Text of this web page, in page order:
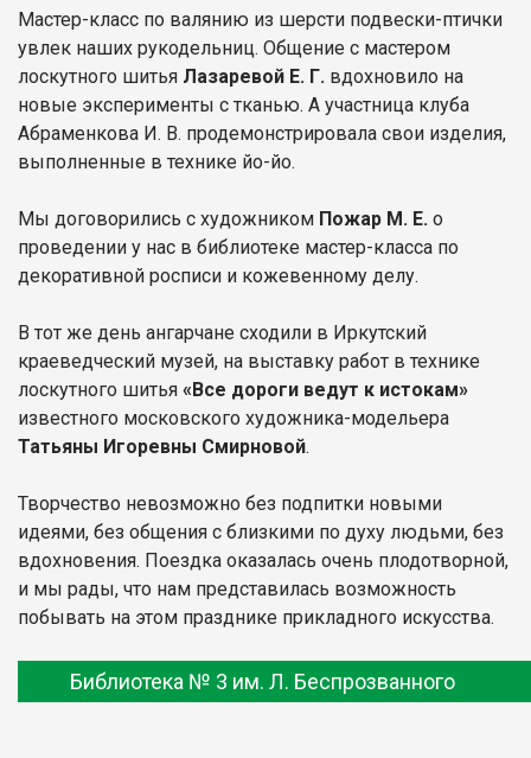
Мастер-класс по валянию из шерсти подвески-птички
увлек наших рукодельниц. Общение с мастером
лоскутного шитья Лазаревой Е. Г. вдохновило на
новые эксперименты с тканью. А участница клуба
Абраменкова И. В. продемонстрировала свои изделия,
выполненные в технике йо-йо.
Мы договорились с художником Пожар М. Е. о
проведении у нас в библиотеке мастер-класса по
декоративной росписи и кожевенному делу.
В тот же день ангарчане сходили в Иркутский
краеведческий музей, на выставку работ в технике
лоскутного шитья «Все дороги ведут к истокам»
известного московского художника-модельера
Татьяны Игоревны Смирновой.
Творчество невозможно без подпитки новыми
идеями, без общения с близкими по духу людьми, без
вдохновения. Поездка оказалась очень плодотворной,
и мы рады, что нам представилась возможность
побывать на этом празднике прикладного искусства.
Библиотека № 3 им. Л. Беспрозванного